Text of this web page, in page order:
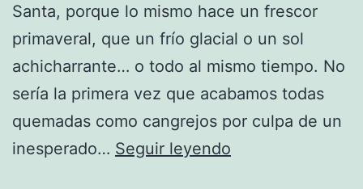
Santa, porque lo mismo hace un frescor
primaveral, que un frío glacial o un sol
achicharrante… o todo al mismo tiempo. No
sería la primera vez que acabamos todas
quemadas como cangrejos por culpa de un
inesperado… Seguir leyendo